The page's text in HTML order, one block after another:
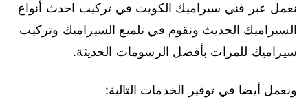
نعمل عبر فني سيراميك الكويت في تركيب احدث أنواع
السيراميك الحديث ونقوم في تلميع السيراميك وتركيب
سيراميك للمرات بأفضل الرسومات الحديثة.
ونعمل أيضا في توفير الخدمات التالية: